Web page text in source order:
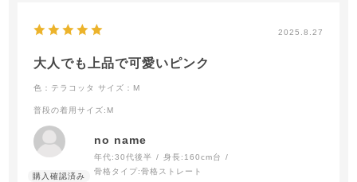
2025.8.27
大人でも上品で可愛いピンク
色：テラコッタ サイズ：M
普段の着用サイズ:M
no name
年代:30代後半 身長: 160cm台
骨格タイプ:骨格ストレート